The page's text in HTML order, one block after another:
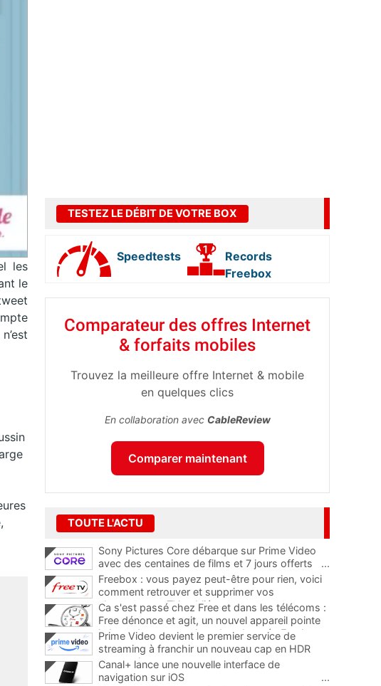
les
le
TESTEZ LE DÉBIT DE VOTRE BOX
Speedtests
Records
Freebox
Comparateur des offres Internet
& forfaits mobiles
Trouvez la meilleure offre Internet & mobile
en quelques clics
En collaboration avec CableReview
Comparer maintenant
TOUTE L'ACTU
Sony Pictures Core débarque sur Prime Video
avec des centaines de films et 7 jours offerts
...
Freebox : vous payez peut-être pour rien, voici
comment retrouver et supprimer vos
abonnements TV oubliés
...
Ca s'est passé chez Free et dans les télécoms :
Free dénonce et agit, un nouvel appareil pointe
le bout de son nez chez des abonnés Freebox...
Prime Video devient le premier service de
streaming à franchir un nouveau cap en HDR
avec ce lancement
Canal+ lance une nouvelle interface de
navigation sur iOS
...